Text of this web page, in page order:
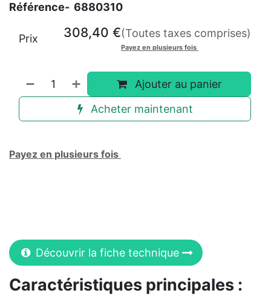
Référence- 6880310
Ajouter au panier
Acheter maintenant
Prix 308,40 €(Toutes taxes comprises)
Payez en plusieurs fois
Payez en plusieurs fois
Découvrir la fiche technique
Caractéristiques principales :